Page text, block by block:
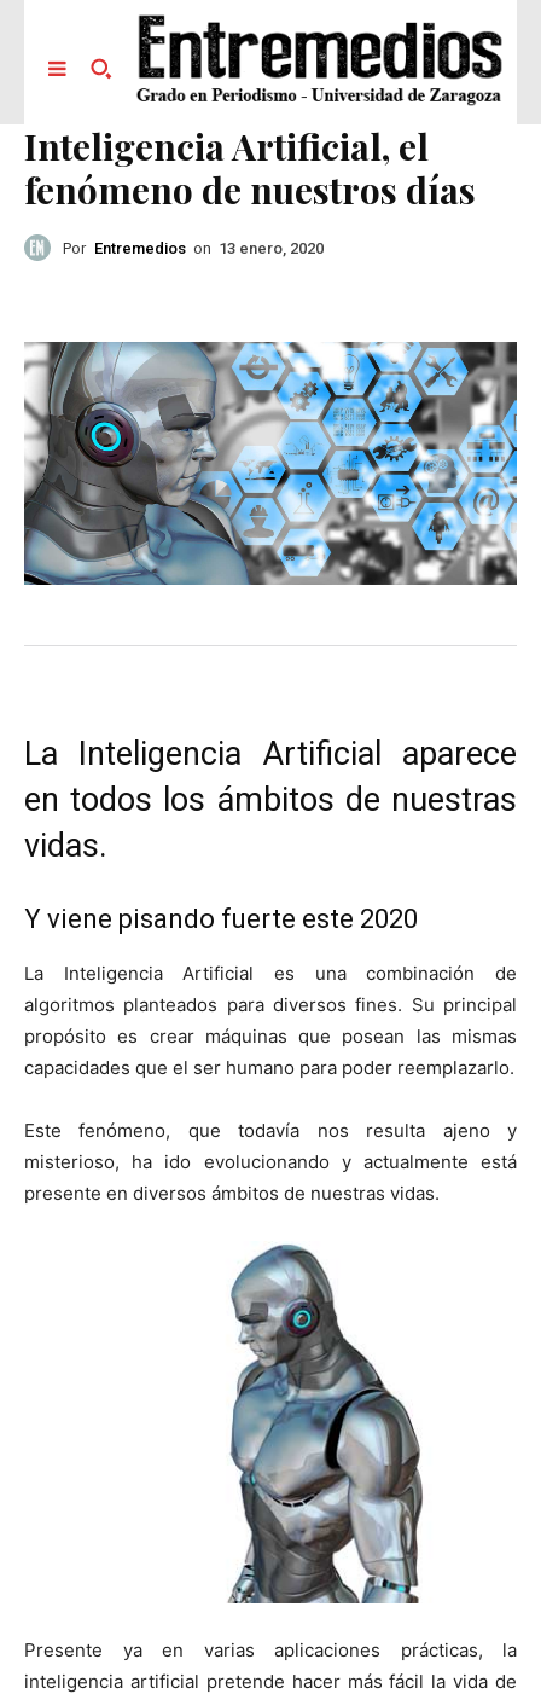
Inteligencia Artificial, el
fenómeno de nuestros días
Por Entremedios on 13 enero, 2020
La Inteligencia Artificial aparece
en todos los ámbitos de nuestras
vidas.
Y viene pisando fuerte este 2020
La Inteligencia Artificial es una combinación de
algoritmos planteados para diversos fines. Su principal
propósito es crear máquinas que posean las mismas
capacidades que el ser humano para poder reemplazarlo.
Este fenómeno, que todavía nos resulta ajeno y
misterioso, ha ido evolucionando y actualmente está
presente en diversos ámbitos de nuestras vidas.
Presente ya en varias aplicaciones prácticas, la
inteligencia artificial pretende hacer más fácil la vida de